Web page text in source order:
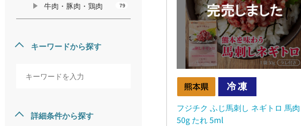
牛肉・豚肉・鶏肉 79
キーワードから探す
詳細条件から探す
フジチク ふじ馬刺し ネギトロ 馬肉
50g たれ 5ml